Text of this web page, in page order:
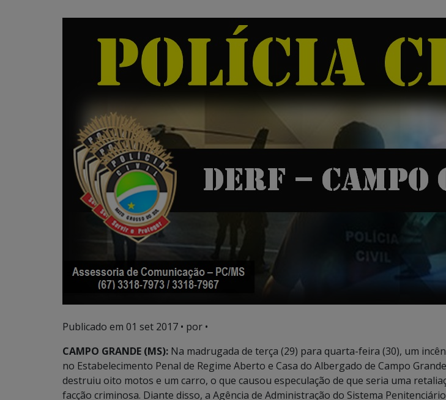
Publicado em 01 set 2017 • por •
CAMPO GRANDE (MS): Na madrugada de terça (29) para quarta-feira (30), um
no Estabelecimento Penal de Regime Aberto e Casa do Albergado de Campo
destruiu oito motos e um carro, o que causou especulação de que seria uma
facção criminosa. Diante disso, a Agência de Administração do Sistema Penitenciário